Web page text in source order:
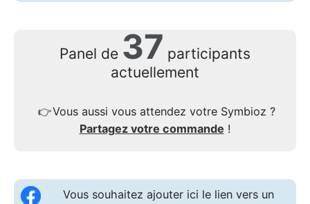
Panel de 37 participants
actuellement
👉Vous aussi vous attendez votre Symbioz ?
Partagez votre commande !
Vous souhaitez ajouter ici le lien vers un